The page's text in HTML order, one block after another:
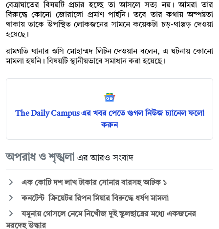
বেত্রাঘাতের বিষয়টি প্রচার হচ্ছে তা আসলে সত্য নয়। আমরা তার
বিরুদ্ধে কোনো জোরালো প্রমাণ পাইনি। তবে তার কথায় অস্পষ্টতা
থাকায় তাকে উপস্থিত লোকজনের সামনে কয়েকটা চড়-থাপ্পড় দেওয়া
হয়েছে।
রামগতি থানার ওসি মোহাম্মদ লিটন দেওয়ান বলেন, এ ঘটনায় কোনো
মামলা হয়নি। বিষয়টি স্থানীয়ভাবে সমাধান করা হয়েছে।
The Daily Campus এর খবর পেতে গুগল নিউজ চ্যানেল ফলো
করুন
অপরাধ ও শৃঙ্খলা এর আরও সংবাদ
এক কোটি দশ লাখ টাকার সোনার বারসহ আটক ১
কনটেন্ট ক্রিয়েটর রিপন মিয়ার বিরুদ্ধে ধর্ষণ মামলা
যমুনায় গোসলে নেমে নিখোঁজ দুই স্কুলছাত্রের মধ্যে একজনের
মরদেহ উদ্ধার